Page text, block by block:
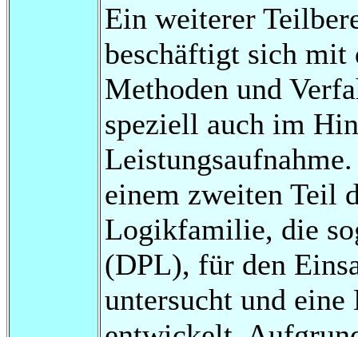
Ein weiterer
beschäftigt sich mit
Methoden und
speziell auch im
einem zweiten Teil
Logikfamilie, die
(DPL), für den
untersucht und